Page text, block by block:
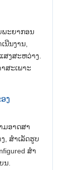
ພະຍາກອນ
ນີນງານ,
ງສະຫວ່າງ.
ສະເພາະ
ງ
ມອາດສາ
, ສໍາເລັດຮູບ
ສໍາ
ນ.